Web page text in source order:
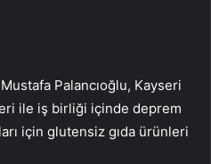
Palancıoğlu, Kayseri
ile iş birliği içinde deprem
için glutensiz gıda ürünleri